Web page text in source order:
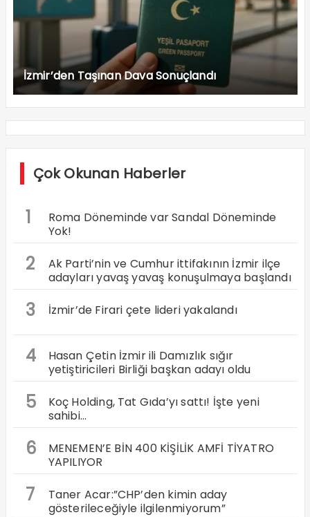
İzmir’den Taşınan Dava Sonuçlandı
Çok Okunan Haberler
1
Roma Döneminde var Sandal Döneminde
Yok!
2
Ak Parti’nin ve Cumhur ittifakının İzmir ilçe
adayları yavaş yavaş konuşulmaya başlandı
3 İzmir’de Firari çete lideri yakalandı
4
Hasan Çetin İzmir ili Damızlık sığır
yetiştiricileri Birliği başkan adayı oldu
5
Koç Holding, Tat Gıda’yı sattı! İşte yeni
sahibi…
6
MENEMEN’E BİN 400 KİŞİLİK AMFİ TİYATRO
YAPILIYOR
7
Taner Acar:”CHP’den kimin aday
gösterileceğiyle ilgilenmiyorum”